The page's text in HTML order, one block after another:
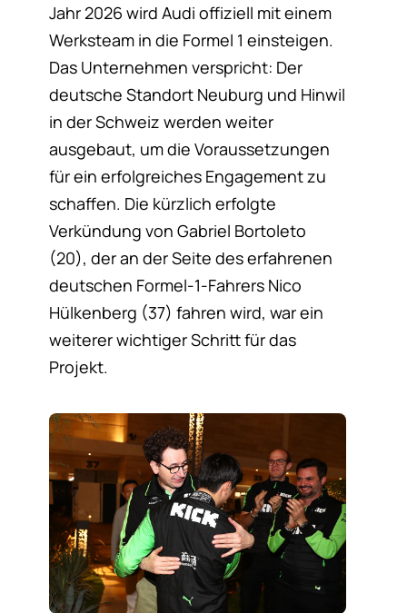
Jahr 2026 wird Audi offiziell mit einem
Werksteam in die Formel 1 einsteigen.
Das Unternehmen verspricht: Der
deutsche Standort Neuburg und Hinwil
in der Schweiz werden weiter
ausgebaut, um die Voraussetzungen
für ein erfolgreiches Engagement zu
schaffen. Die kürzlich erfolgte
Verkündung von Gabriel Bortoleto
(20), der an der Seite des erfahrenen
deutschen Formel-1-Fahrers Nico
Hülkenberg (37) fahren wird, war ein
weiterer wichtiger Schritt für das
Projekt.